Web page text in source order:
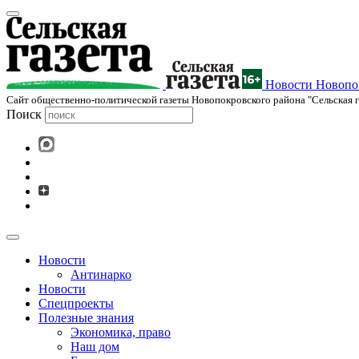
Новости
Cайт общественно-политической газеты Новопокровского района "Сельская
Поиск
Новости
Антинарко
Новости
Спецпроекты
Полезные знания
Экономика, право
Наш дом